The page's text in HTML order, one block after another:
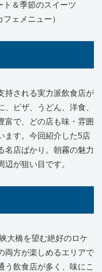
ト＆季節のスイーツ
ェメニュー）
持される実力派飲食店が
ピザ、うどん、洋食、
富で、どの店も味・雰囲
ます。今回紹介した5店
名店ばかり。朝霧の魅力
が狙い目です。
大橋を望む絶好のロケ
両方が楽しめるエリアで
う飲食店が多く、味にこ